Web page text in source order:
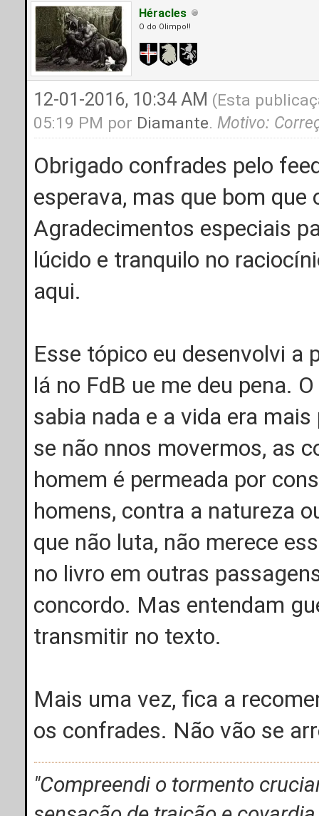
Héracles
O do Olimpo!!
12-01-2016, 10:34 AM (Esta
05:19 PM por Diamante. Motivo:
Obrigado confrades pelo
esperava, mas que bom
Agradecimentos especiais
lúcido e tranquilo no
aqui.
Esse tópico eu desenvolvi a
lá no FdB ue me deu pena.
sabia nada e a vida era
se não nnos movermos, as
homem é permeada por
homens, contra a natureza
que não luta, não merece
no livro em outras
concordo. Mas entendam
transmitir no texto.
Mais uma vez, fica a
os confrades. Não vão se
"Compreendi o tormento